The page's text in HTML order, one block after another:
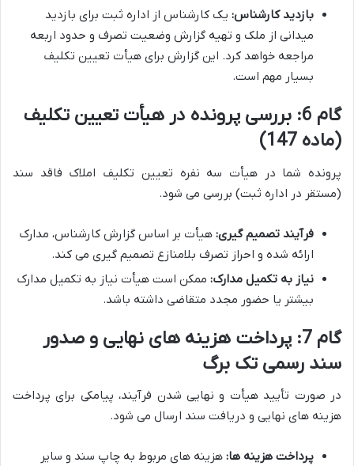
بازدید کارشناس: یک کارشناس از اداره ثبت برای بازدید
میدانی از ملک و تهیه گزارش وضعیت تصرف و حدود اربعه
مراجعه خواهد کرد. این گزارش برای هیأت تعیین تکلیف
بسیار مهم است.
گام 6: بررسی پرونده در هیأت تعیین تکلیف
(ماده 147)
پرونده شما در هیأت سه نفره تعیین تکلیف املاک فاقد سند
(مستقر در اداره ثبت) بررسی می شود.
فرآیند تصمیم گیری: هیأت بر اساس گزارش کارشناس، مدارک
ارائه شده و احراز تصرف بلامنازع تصمیم گیری می کند.
نیاز به تکمیل مدارک: ممکن است هیأت نیاز به تکمیل مدارک
بیشتر یا حضور مجدد متقاضی داشته باشد.
گام 7: پرداخت هزینه های نهایی و صدور
سند رسمی تک برگ
در صورت تأیید هیأت و نهایی شدن فرآیند، پیامکی برای پرداخت
هزینه های نهایی و دریافت سند ارسال می شود.
پرداخت هزینه ها: هزینه های مربوط به چاپ سند و سایر